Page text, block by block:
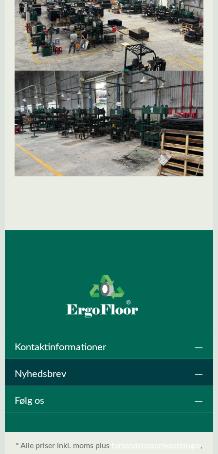
Kontaktinformationer
Nyhedsbrev
Følg os
* Alle priser inkl. moms plus forsendelsesomkostninger,